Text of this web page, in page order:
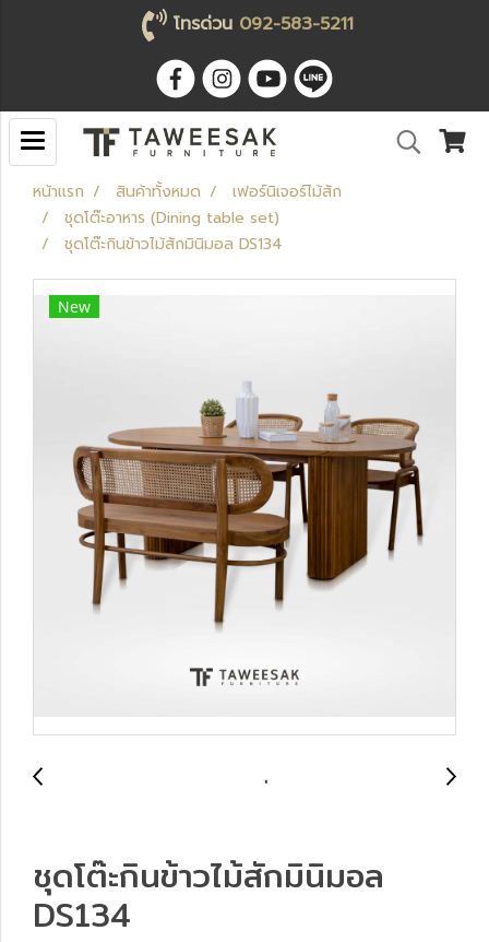
โทรด่วน 092-583-5211
หน้าแรก สินค้าทั้งหมด
เฟอร์นิเจอร์ไม้สัก
ชุดโต๊ะอาหาร (Dining table set)
ชุดโต๊ะกินข้าวไม้สักมินิมอล DS134
New
ชุดโต๊ะกินข้าวไม้สักมินิมอล
DS134